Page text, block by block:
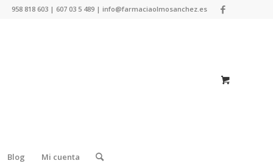
958 818 603 | 607 03 5 489 | info@farmaciaolmosanchez.es
Blog Mi cuenta